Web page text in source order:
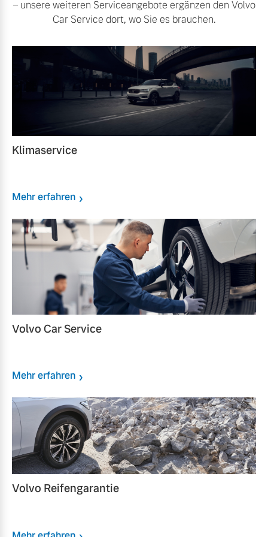
– unsere weiteren Serviceangebote ergänzen den Volvo
Car Service dort, wo Sie es brauchen.
Klimaservice
Mehr erfahren
Volvo Car Service
Mehr erfahren
Volvo Reifengarantie